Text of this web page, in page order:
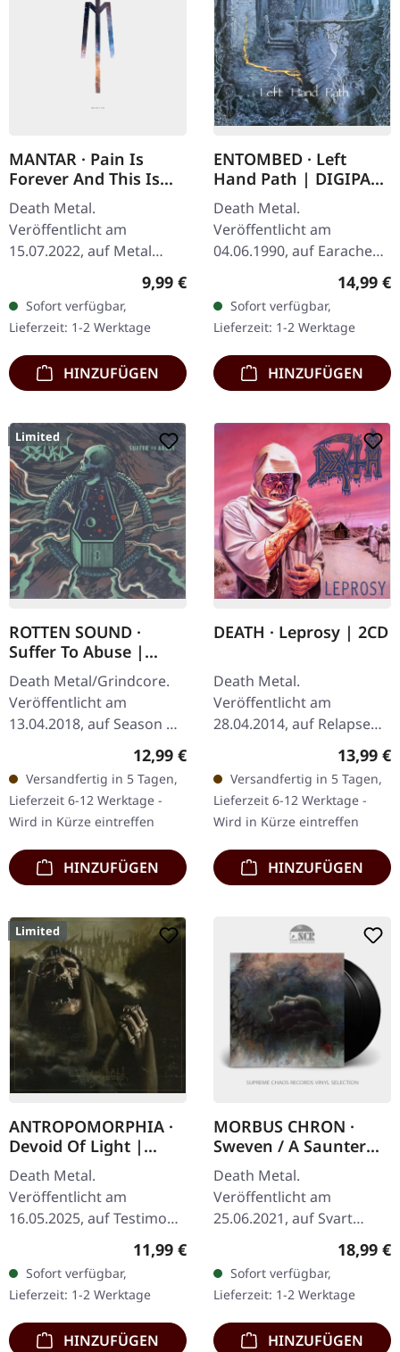
MANTAR · Pain Is
Forever And This Is
The End | DIGIPAK CD
Death Metal.
Veröffentlicht am
15.07.2022, auf Metal
Blade Records. CD im
DigiPak. Das neueste
Album von Mantar, "Pain
Is Forever And This Is
The…
Regulärer Preis:
9,99 €
Sofort verfügbar,
Lieferzeit: 1-2 Werktage
HINZUFÜGEN
ENTOMBED · Left
Hand Path | DIGIPAK
CD
Death Metal.
Veröffentlicht am
04.06.1990, auf Earache
Records. CD im Digipak,
Full Dynamic Range
remastert. Als Entombed
1990 "Left Hand Path"
auf…
14,99 €
Sofort verfügbar,
Lieferzeit: 1-2 Werktage
HINZUFÜGEN
Limited
ROTTEN SOUND ·
Suffer To Abuse |
DIGIPAK CD
Death Metal/Grindcore.
Veröffentlicht am
13.04.2018, auf Season Of
Erstauflage als DigiPak.
Rotten Sound liefern mit
„Suffer To…
Regulärer Preis:
12,99 €
Versandfertig in 5 Tagen,
Lieferzeit 6-12 Werktage -
Wird in Kürze eintreffen
HINZUFÜGEN
DEATH · Leprosy | 2CD
Death Metal.
Veröffentlicht am
28.04.2014, auf Relapse
Records. Deluxe Re-
Release as double CD incl.
50 min of previously
unheard and
unreleased…
13,99 €
Versandfertig in 5 Tagen,
Lieferzeit 6-12 Werktage -
Wird in Kürze eintreffen
HINZUFÜGEN
Limited
ANTROPOMORPHIA ·
Devoid Of Light |
DIGIPAK CD
Death Metal.
Veröffentlicht am
16.05.2025, auf Testimony
Records. Digipak-CD mit
16-seitigem Booklet.
Limitiert auf 500
Exemplare.
AntropomorphiA…
Regulärer Preis:
11,99 €
Sofort verfügbar,
Lieferzeit: 1-2 Werktage
HINZUFÜGEN
MORBUS CHRON ·
Sweven / A Saunter
Through The Shroud |
BLACK 2LP
Death Metal.
Veröffentlicht am
25.06.2021, auf Svart
Records. Schwarzes
Doppel-Vinyl im Gatefold-
Cover mit Insert und
Etching auf der D-Seite.
Was…
18,99 €
Sofort verfügbar,
Lieferzeit: 1-2 Werktage
HINZUFÜGEN